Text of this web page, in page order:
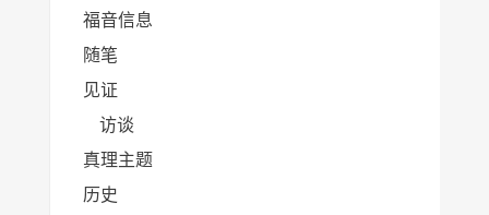
福音信息
随笔
见证
访谈
真理主题
历史